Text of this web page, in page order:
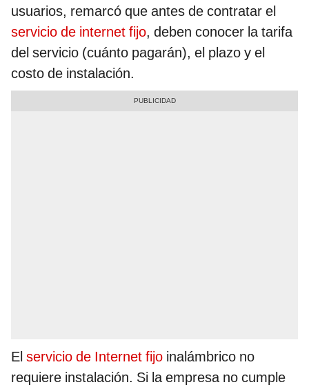
usuarios, remarcó que antes de contratar el
servicio de internet fijo, deben conocer la tarifa
del servicio (cuánto pagarán), el plazo y el
costo de instalación.
El servicio de Internet fijo inalámbrico no
requiere instalación. Si la empresa no cumple